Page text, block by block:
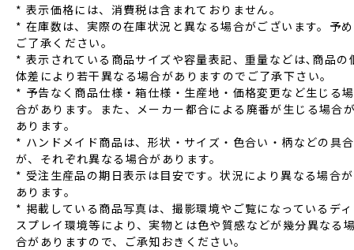
* 表⽰価格には、消費税は含まれておりません。
* 在庫数は、実際の在庫状況と異なる場合がございます。予め
ご了承ください。
* 表⽰されている商品サイズや容量表記、重量などは､商品の
体差により若⼲異なる場合がありますのでご了承下さい。
* 予告なく商品仕様‧箱仕様‧⽣産地‧価格変更など⽣じる場
合があります。また、メーカー都合による廃番が⽣じる場合
あります。
* ハンドメイド商品は、形状‧サイズ‧⾊合い‧柄などの具合
が、それぞれ異なる場合があります。
* 受注⽣産品の期⽇表⽰は⽬安です。状況により異なる場合が
あります。
* 掲載している商品写真は、撮影環境やご覧になっているディ
スプレイ環境等により、実物とは⾊や質感などが幾分異なる
合がありますので、ご承知おきください。